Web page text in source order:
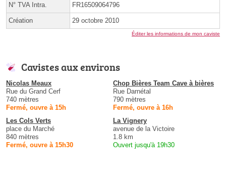
N° TVA Intra. FR16509064796
Création 29 octobre 2010
Éditer les informations de mon caviste
Cavistes aux environs
Nicolas Meaux
Rue du Grand Cerf
740 mètres
Fermé, ouvre à 15h
Chop Bières Team Cave à bières
Rue Darnétal
790 mètres
Fermé, ouvre à 16h
Les Cols Verts
place du Marché
840 mètres
Fermé, ouvre à 15h30
La Vignery
avenue de la Victoire
1.8 km
Ouvert jusqu'à 19h30